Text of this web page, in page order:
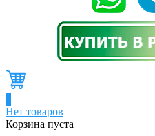
Нет товаров
Корзина пуста